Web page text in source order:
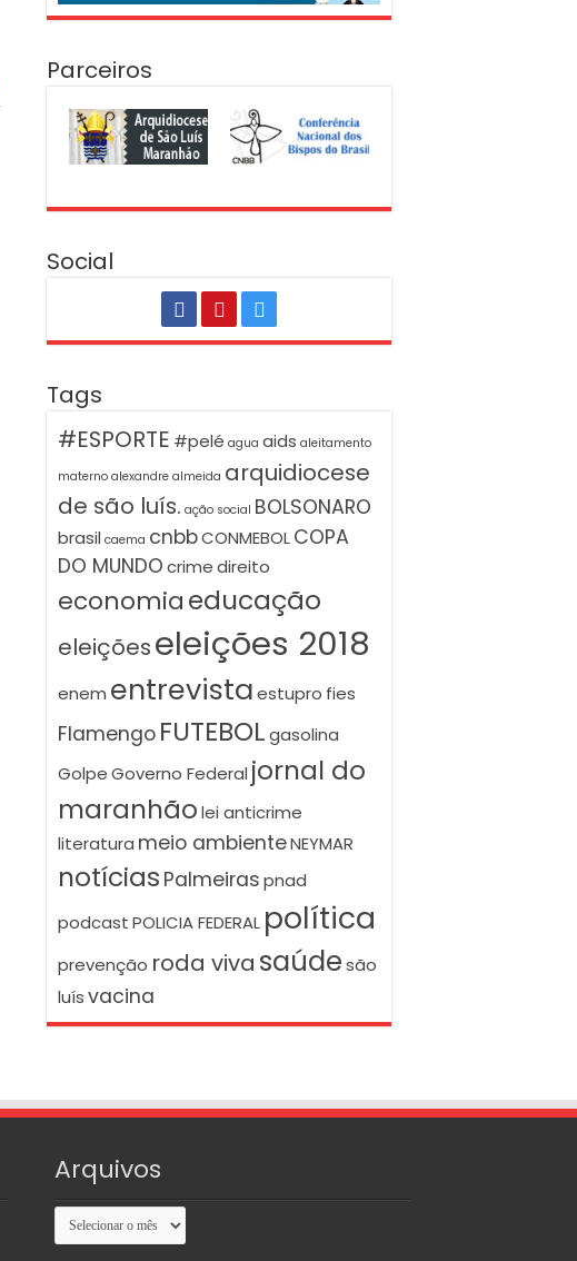
Parceiros
Social
Tags
#ESPORTE #pelé agua aids aleitamento
materno alexandre almeida arquidiocese
de são luís. ação social BOLSONARO
brasil caema cnbbCONMEBOLCOPA
DO MUNDOcrimedireito
economiaeducação
eleiçõeseleições 2018
enem entrevistaestupro fies
Flamengo FUTEBOLgasolina
GolpeGoverno Federal jornal do
maranhãolei anticrime
literatura meio ambienteNEYMAR
notícias Palmeiraspnad
podcastPOLICIA FEDERAL política
prevenção roda viva saúdesão
luísvacina
Arquivos
Arquivos